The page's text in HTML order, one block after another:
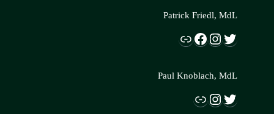
Patrick Friedl, MdL
Link Facebook InstagramTwitter
Paul Knoblach, MdL
Link InstagramTwitter